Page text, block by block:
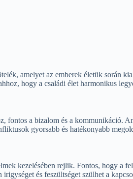
amelyet az emberek életük
hogy a családi élet harmonikus
fontos a bizalom és a kommunikáció.
gyorsabb és hatékonyabb
kezelésében rejlik. Fontos, hogy a
és feszültséget szülhet a